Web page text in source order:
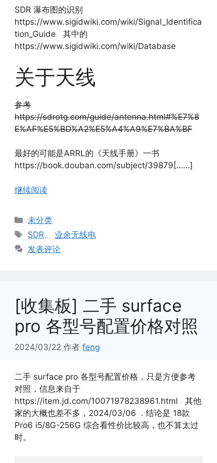
SDR 瀑布图的识别
https://www.sigidwiki.com/wiki/Signal_Identifica
tion_Guide 其中的
https://www.sigidwiki.com/wiki/Database
关于天线
参考
https://sdrotg.com/guide/antenna.html#%E7%8
E%AF%E5%BD%A2%E5%A4%A9%E7%BA%BF
最好的可能是ARRL的《天线手册》一书
https://book.douban.com/subject/39879[……]
继续阅读
分
类
未分类
标
签
SDR、 业余无线电
发表评论
[收集板] 二手 surface
pro 各型号配置价格对照
2024/03/22 作者 feng
二手 surface pro 各型号配置价格，只是方便参考
对照，信息来自于
https://item.jd.com/10071978238961.html 其他
家的大概也差不多，2024/03/06 . 结论是 18款
Pro6 i5/8G-256G 综合看性价比较高，也不算太过
时。